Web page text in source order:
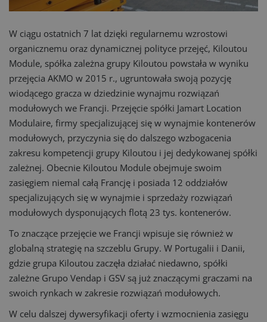
W ciągu ostatnich 7 lat dzięki regularnemu wzrostowi
organicznemu oraz dynamicznej polityce przejęć, Kiloutou
Module, spółka zależna grupy Kiloutou powstała w wyniku
przejęcia AKMO w 2015 r., ugruntowała swoją pozycję
wiodącego gracza w dziedzinie wynajmu rozwiązań
modułowych we Francji. Przejęcie spółki Jamart Location
Modulaire, firmy specjalizującej się w wynajmie kontenerów
modułowych, przyczynia się do dalszego wzbogacenia
zakresu kompetencji grupy Kiloutou i jej dedykowanej spółki
zależnej. Obecnie Kiloutou Module obejmuje swoim
zasięgiem niemal całą Francję i posiada 12 oddziałów
specjalizujących się w wynajmie i sprzedaży rozwiązań
modułowych dysponujących flotą 23 tys. kontenerów.
To znaczące przejęcie we Francji wpisuje się również w
globalną strategię na szczeblu Grupy. W Portugalii i Danii,
gdzie grupa Kiloutou zaczęła działać niedawno, spółki
zależne Grupo Vendap i GSV są już znaczącymi graczami na
swoich rynkach w zakresie rozwiązań modułowych.
W celu dalszej dywersyfikacji oferty i wzmocnienia zasięgu